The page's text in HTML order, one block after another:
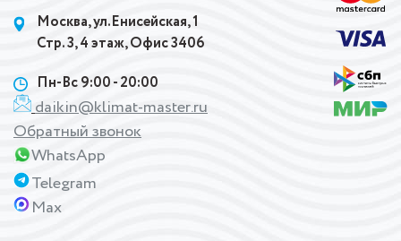
Москва, ул.Енисейская, 1
Стр. 3, 4 этаж, Офис 3406
Пн-Вс 9:00 - 20:00
daikin@klimat-master.ru
Обратный звонок
WhatsApp
Telegram
Max